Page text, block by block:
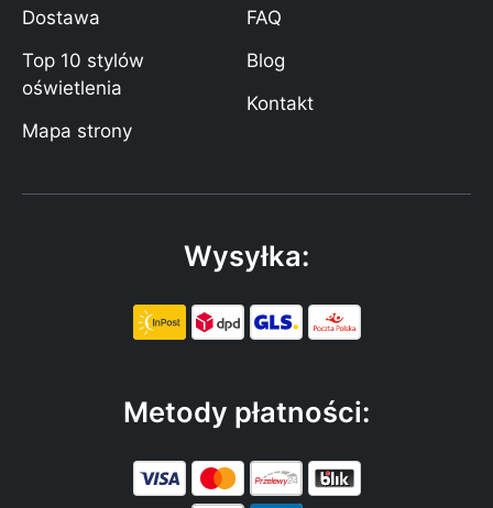
Dostawa
Top 10 stylów
oświetlenia
Mapa strony
FAQ
Blog
Kontakt
Wysyłka:
Metody płatności: